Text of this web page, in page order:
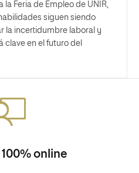
la Feria de Empleo de UNIR,
siguen siendo
la incertidumbre laboral y
clave en el futuro del
online